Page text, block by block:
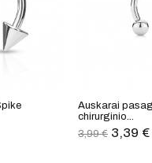
Auskarai
chirurginio...
3,99 € 3,39 €